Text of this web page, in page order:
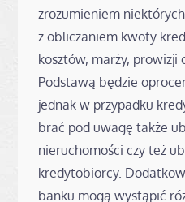
zrozumieniem
z obliczaniem kwoty
kosztów, marży, prowizji
Podstawą będzie
jednak w przypadku
brać pod uwagę także
nieruchomości czy też
kredytobiorcy.
banku mogą wystąpić